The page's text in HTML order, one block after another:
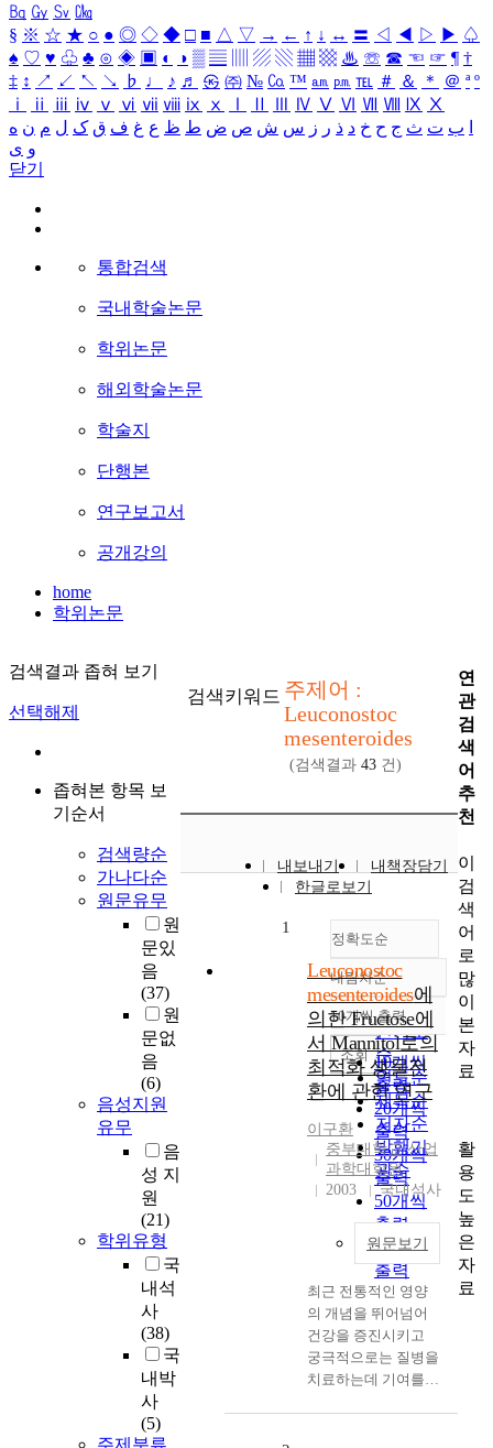
㏃ ㏉ ㏜ ㏆
§ ※ ☆ ★ ○ ● ◎ ◇ ◆ □ ■ △ ▽ → ← ↑ ↓ ↔ 〓 ◁ ◀ ▷ ▶ ♤
♠ ♡ ♥ ♧ ♣ ⊙ ◈ ▣ ◐ ◑ ▒ ▤ ▨ ▧ ▦ ▩ ♨ ☏ ☎ ☜ ☞ ¶ †
‡ ↕ ↗ ↙ ↖ ↘ ♭ ♩ ♪ ♬ ㉿ ㈜ № ㏇ ™ ㏂ ㏘ ℡ ＃ ＆ ＊ ＠ ª º
ⅰ
ⅱ ⅲ ⅳ ⅴ ⅵ ⅶ ⅷ ⅸ ⅹ Ⅳ Ⅴ Ⅵ Ⅶ Ⅷ Ⅸ Ⅹ
ب ت ث ج ح خ د ذ ر ز س ش ص ض ط ظ ع غ ف ق ک ل م ن ه
و ی
닫기
통합검색
국내학술논문
학위논문
해외학술논문
학술지
단행본
연구보고서
공개강의
home
학위논문
검색결과 좁혀 보기
선택해제
좁혀본 항목 보
기순서
검색량순
가나다순
원문유무
원
문있
음
(37)
원
문없
음
(6)
음성지원
유무
음
성 지
원
(21)
학위유형
국
내석
사
(38)
국
내박
사
(5)
검색키워드 주제어 :
Leuconostoc
mesenteroides
(검색결과 43 건)
내보내기
내책장담기
한글로보기
정확도순
정확도
순
인기도
순
연도순
제목순
저자순
발행기
관순
내림차순
내림차순
10개씩 출력
10개씩
출력
20개씩
출력
30개씩
출력
50개씩
출력
100개씩
출력
조회
1
Leuconostoc
mesenteroides에
의한 Fructose에
서 Mannitol로의
최적화 생물전
환에 관한 연구
이구환
중부대학교 산업
과학대학원
2003
국내석사
원문보기
최근 전통적인 영양
의 개념을 뛰어넘어
건강을 증진시키고
궁극적으로는 질병을
치료하는데 기여를
연
관
검
색
어
추
천
이
검
색
어
로
많
이
본
자
료
활
용
도
높
은
자
료